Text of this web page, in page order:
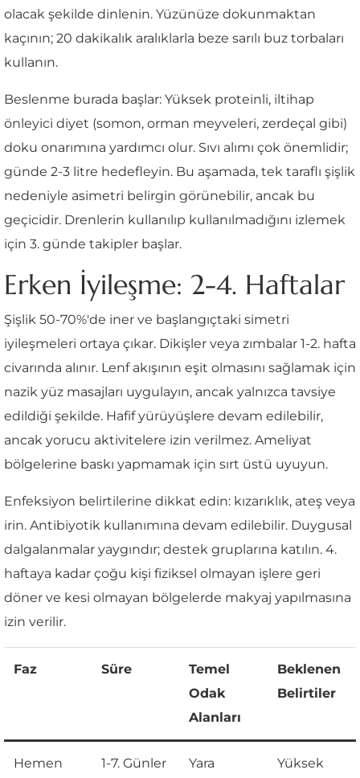
olacak şekilde dinlenin. Yüzünüze dokunmaktan
kaçının; 20 dakikalık aralıklarla beze sarılı buz torbaları
kullanın.
Beslenme burada başlar: Yüksek proteinli, iltihap
önleyici diyet (somon, orman meyveleri, zerdeçal gibi)
doku onarımına yardımcı olur. Sıvı alımı çok önemlidir;
günde 2-3 litre hedefleyin. Bu aşamada, tek taraflı şişlik
nedeniyle asimetri belirgin görünebilir, ancak bu
geçicidir. Drenlerin kullanılıp kullanılmadığını izlemek
için 3. günde takipler başlar.
Erken İyileşme: 2-4. Haftalar
Şişlik 50-70%'de iner ve başlangıçtaki simetri
iyileşmeleri ortaya çıkar. Dikişler veya zımbalar 1-2. hafta
civarında alınır. Lenf akışının eşit olmasını sağlamak için
nazik yüz masajları uygulayın, ancak yalnızca tavsiye
edildiği şekilde. Hafif yürüyüşlere devam edilebilir,
ancak yorucu aktivitelere izin verilmez. Ameliyat
bölgelerine baskı yapmamak için sırt üstü uyuyun.
Enfeksiyon belirtilerine dikkat edin: kızarıklık, ateş veya
irin. Antibiyotik kullanımına devam edilebilir. Duygusal
dalgalanmalar yaygındır; destek gruplarına katılın. 4.
haftaya kadar çoğu kişi fiziksel olmayan işlere geri
döner ve kesi olmayan bölgelerde makyaj yapılmasına
izin verilir.
Faz Süre
Temel
Odak
Alanları
Beklenen
Belirtiler
Hemen 1-7. Günler
Yara
Yüksek